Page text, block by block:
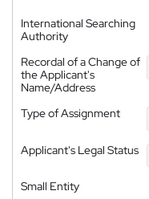
International Searching
Authority
Recordal of a Change of
the Applicant's
Name/Address
Type of Assignment
Applicant's Legal Status
Small Entity